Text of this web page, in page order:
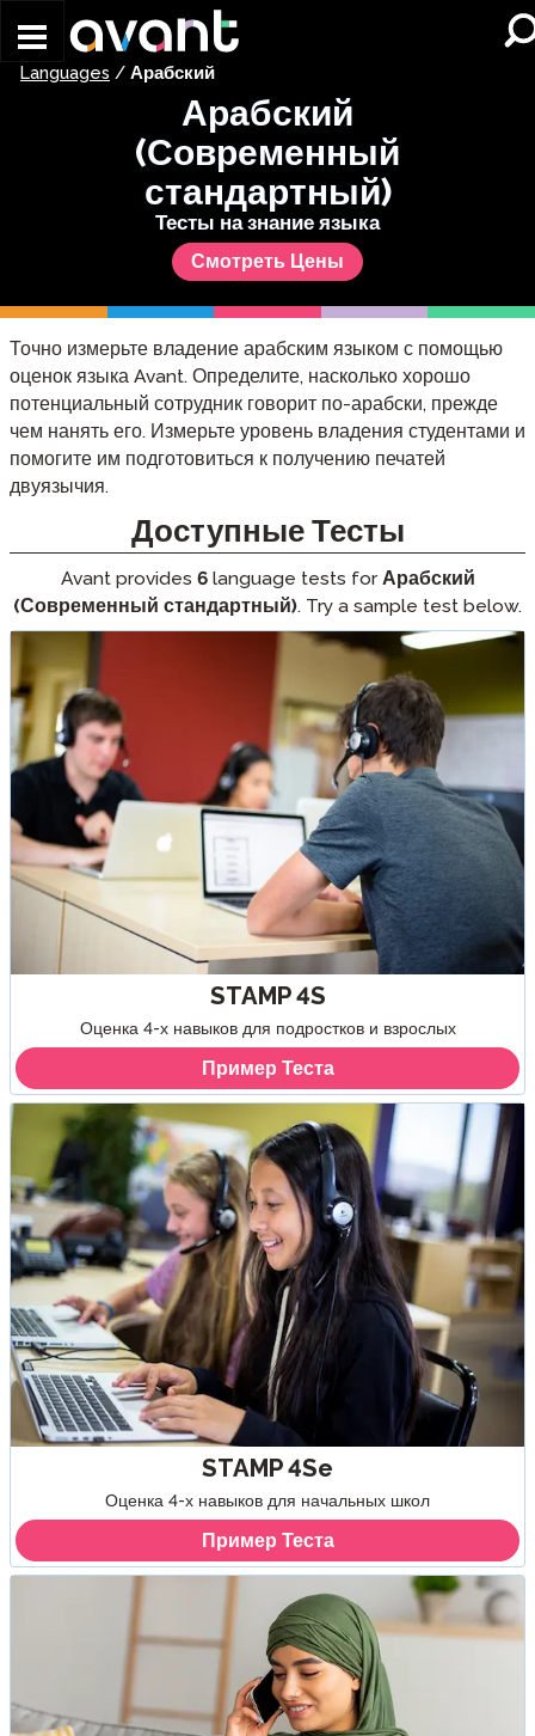
Languages / Арабский
Арабский
(Современный
стандартный)
Тесты на знание языка
Смотреть Цены
Точно измерьте владение арабским языком с помощью
оценок языка Avant. Определите, насколько хорошо
потенциальный сотрудник говорит по-арабски, прежде
чем нанять его. Измерьте уровень владения студентами и
помогите им подготовиться к получению печатей
двуязычия.
Доступные Тесты
Avant provides 6language tests for Арабский
(Современный стандартный). Try a sample test below.
STAMP 4S
Оценка 4-х навыков для подростков и взрослых
Пример Теста
STAMP 4Se
Оценка 4-х навыков для начальных школ
Пример Теста